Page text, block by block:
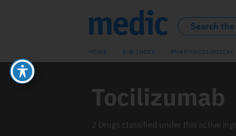
HOME A-B INDEX PHARMACOLOGICAL
Tocilizumab
2 Drugs classified under this active